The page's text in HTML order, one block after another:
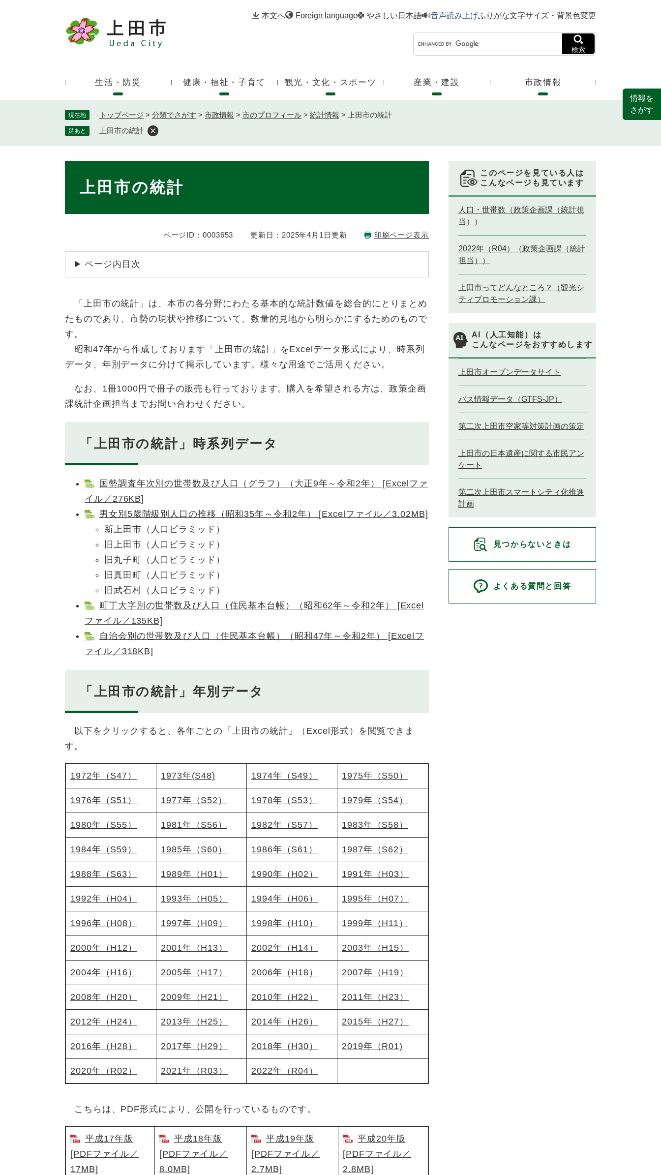
。
本文へ Foreign language やさしい日本語 音声読み上げふりがな文字サイズ・背景色変更
ド
検索
生活・防災 健康・福祉・子育て 観光・文化・スポーツ 産業・建設 市政情報
現在地 トップページ > 分類でさがす > 市政情報 > 市のプロフィール > 統計情報 > 上田市の統計
足あと 上田市の統計
上田市の統計
ページID：0003653 更新日：2025年4月1日更新 印刷ページ表示
ページ内目次
「上田市の統計」は、本市の各分野にわたる基本的な統計数値を総合的にとりまとめ
たものであり、市勢の現状や推移について、数量的見地から明らかにするためのもので
す。
昭和47年から作成しております「上田市の統計」をExcelデータ形式により、時系列
データ、年別データに分けて掲示しています。様々な用途でご活用ください。
なお、1冊1000円で冊子の販売も行っております。購入を希望される方は、政策企画
課統計企画担当までお問い合わせください。
「上田市の統計」時系列データ
国勢調査年次別の世帯数及び人口（グラフ）（大正9年～令和2年） [Excelファ
イル／276KB]
男女別5歳階級別人口の推移（昭和35年～令和2年） [Excelファイル／3.02MB]
新上田市（人口ピラミッド）
旧上田市（人口ピラミッド）
旧丸子町（人口ピラミッド）
旧真田町（人口ピラミッド）
旧武石村（人口ピラミッド）
町丁大字別の世帯数及び人口（住民基本台帳）（昭和62年～令和2年） [Excel
ファイル／135KB]
自治会別の世帯数及び人口（住民基本台帳）（昭和47年～令和2年） [Excelフ
ァイル／318KB]
「上田市の統計」年別データ
以下をクリックすると、各年ごとの「上田市の統計」（Excel形式）を閲覧できま
す。
1972年（S47） 1973年(S48) 1974年（S49） 1975年（S50）
1976年（S51） 1977年（S52） 1978年（S53） 1979年（S54）
1980年（S55） 1981年（S56） 1982年（S57） 1983年（S58）
1984年（S59） 1985年（S60） 1986年（S61） 1987年（S62）
1988年（S63） 1989年（H01） 1990年（H02） 1991年（H03）
1992年（H04） 1993年（H05） 1994年（H06） 1995年（H07）
1996年（H08） 1997年（H09） 1998年（H10） 1999年（H11）
2000年（H12） 2001年（H13） 2002年（H14） 2003年（H15）
2004年（H16） 2005年（H17） 2006年（H18） 2007年（H19）
2008年（H20） 2009年（H21） 2010年（H22） 2011年（H23）
2012年（H24） 2013年（H25） 2014年（H26） 2015年（H27）
2016年（H28） 2017年（H29） 2018年（H30） 2019年（R01)
2020年（R02） 2021年（R03） 2022年（R04）
こちらは、PDF形式により、公開を行っているものです。
平成17年版
[PDFファイル／
17MB]
平成18年版
[PDFファイル／
8.0MB]
平成19年版
[PDFファイル／
2.7MB]
平成20年版
[PDFファイル／
2.8MB]
このページを見ている人は
こんなページも見ています
人口・世帯数（政策企画課（統計担
当））
2022年（R04）（政策企画課（統計
担当））
上田市ってどんなところ？（観光シ
ティプロモーション課）
AI（人工知能）は
こんなページをおすすめします
上田市オープンデータサイト
バス情報データ（GTFS-JP）
第二次上田市空家等対策計画の策定
上田市の日本遺産に関する市民アン
ケート
第二次上田市スマートシティ化推進
計画
見つからないときは
よくある質問と回答
情報を
さがす